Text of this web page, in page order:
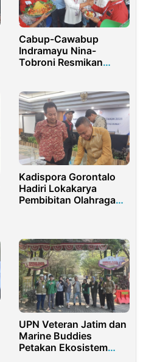
Cabup-Cawabup
Indramayu Nina-
Tobroni Resmikan
Pendukung Hingga
Mantan Kapolri
Kadispora Gorontalo
Hadiri Lokakarya
Pembibitan Olahraga
UPN Veteran Jatim dan
Marine Buddies
Petakan Ekosistem